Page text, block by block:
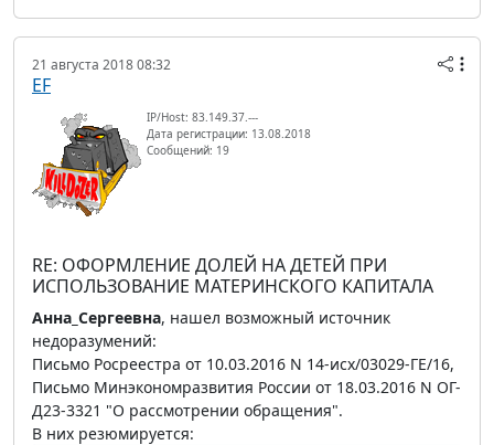
21 августа 2018 08:32
EF
IP/Host: 83.149.37.---
Дата регистрации: 13.08.2018
Сообщений: 19
RE: ОФОРМЛЕНИЕ ДОЛЕЙ НА ДЕТЕЙ ПРИ
ИСПОЛЬЗОВАНИЕ МАТЕРИНСКОГО КАПИТАЛА
Анна_Сергеевна, нашел возможный источник
недоразумений:
Письмо Росреестра от 10.03.2016 N 14-исх/03029-ГЕ/16,
Письмо Минэкономразвития России от 18.03.2016 N ОГ-
Д23-3321 "О рассмотрении обращения".
В них резюмируется: